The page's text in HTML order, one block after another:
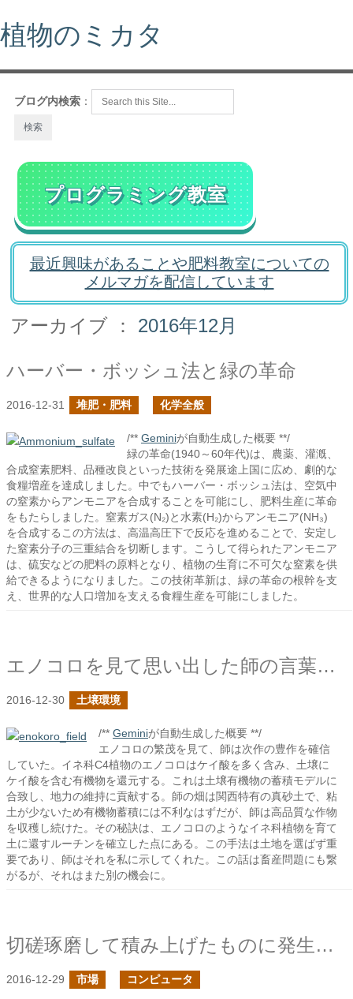
植物のミカタ
ブログ内検索 ：
プログラミング教室
最近興味があることや肥料教室についての
メルマガを配信しています
アーカイブ ： 2016年12月
ハーバー・ボッシュ法と緑の革命
2016-12-31 堆肥・肥料 化学全般
/** Geminiが自動生成した概要 **/
緑の革命(1940～60年代)は、農薬、灌漑、
合成窒素肥料、品種改良といった技術を発展途上国に広め、劇的な
食糧増産を達成しました。中でもハーバー・ボッシュ法は、空気中
の窒素からアンモニアを合成することを可能にし、肥料生産に革命
をもたらしました。窒素ガス(N₂)と水素(H₂)からアンモニア(NH₃)
を合成するこの方法は、高温高圧下で反応を進めることで、安定し
た窒素分子の三重結合を切断します。こうして得られたアンモニア
は、硫安などの肥料の原料となり、植物の生育に不可欠な窒素を供
給できるようになりました。この技術革新は、緑の革命の根幹を支
え、世界的な人口増加を支える食糧生産を可能にしました。
エノコロを見て思い出した師の言葉の先にあるもの
2016-12-30 土壌環境
/** Geminiが自動生成した概要 **/
エノコロの繁茂を見て、師は次作の豊作を確信
していた。イネ科C4植物のエノコロはケイ酸を多く含み、土壌に
ケイ酸を含む有機物を還元する。これは土壌有機物の蓄積モデルに
合致し、地力の維持に貢献する。師の畑は関西特有の真砂土で、粘
土が少ないため有機物蓄積には不利なはずだが、師は高品質な作物
を収穫し続けた。その秘訣は、エノコロのようなイネ科植物を育て
土に還すルーチンを確立した点にある。この手法は土地を選ばず重
要であり、師はそれを私に示してくれた。この話は畜産問題にも繋
がるが、それはまた別の機会に。
切磋琢磨して積み上げたものに発生する信用
2016-12-29 市場 コンピュータ